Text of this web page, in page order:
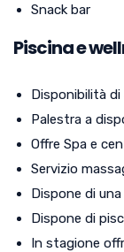
Snack bar
Piscina e
Disponibilità di
Palestra a
Offre Spa e
Servizio
Dispone di
Dispone di
In stagione